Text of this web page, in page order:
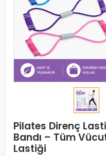
Pilates Direnç
Bandı – Tüm
Lastiği